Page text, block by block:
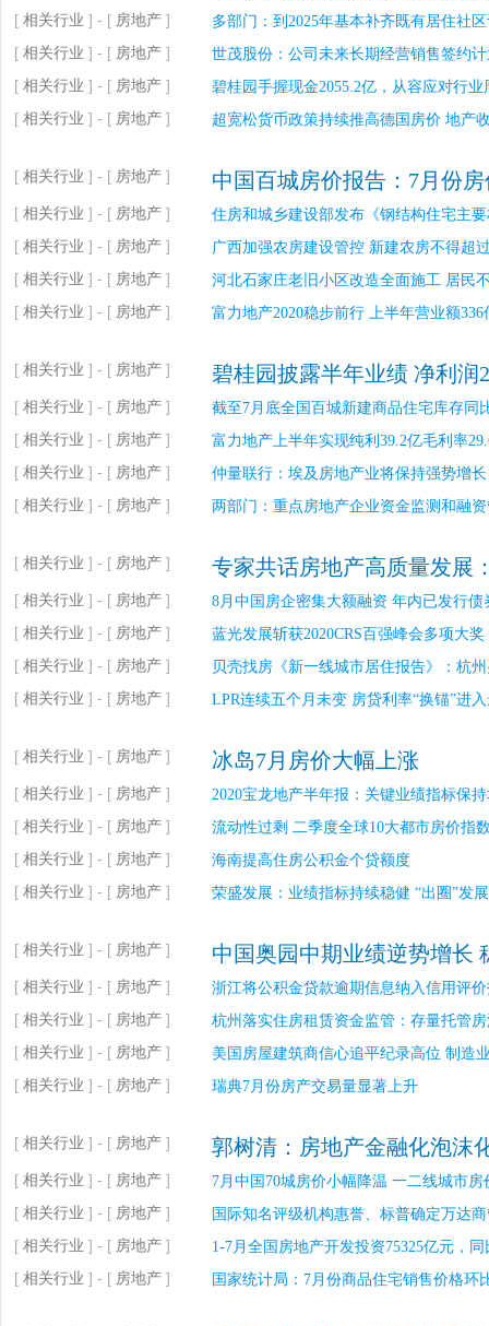
[ 相关行业 ] - [ 房地产 ] 多部门：到2025年基本补齐既有居住社
[ 相关行业 ] - [ 房地产 ] 世茂股份：公司未来长期经营销售签约
[ 相关行业 ] - [ 房地产 ] 碧桂园手握现金2055.2亿，从容应对行业
[ 相关行业 ] - [ 房地产 ] 超宽松货币政策持续推高德国房价 地产
[ 相关行业 ] - [ 房地产 ] 中国百城房价报告：7月份
[ 相关行业 ] - [ 房地产 ] 住房和城乡建设部发布《钢结构住宅主
[ 相关行业 ] - [ 房地产 ] 广西加强农房建设管控 新建农房不得超
[ 相关行业 ] - [ 房地产 ] 河北石家庄老旧小区改造全面施工 居民
[ 相关行业 ] - [ 房地产 ] 富力地产2020稳步前行 上半年营业额336
[ 相关行业 ] - [ 房地产 ] 碧桂园披露半年业绩 净利润
[ 相关行业 ] - [ 房地产 ] 截至7月底全国百城新建商品住宅库存同
[ 相关行业 ] - [ 房地产 ] 富力地产上半年实现纯利39.2亿毛利率
[ 相关行业 ] - [ 房地产 ] 仲量联行：埃及房地产业将保持强势增长
[ 相关行业 ] - [ 房地产 ] 两部门：重点房地产企业资金监测和融
[ 相关行业 ] - [ 房地产 ] 专家共话房地产高质量发展
[ 相关行业 ] - [ 房地产 ] 8月中国房企密集大额融资 年内已发行债
[ 相关行业 ] - [ 房地产 ] 蓝光发展斩获2020CRS百强峰会多项大
[ 相关行业 ] - [ 房地产 ] 贝壳找房《新一线城市居住报告》：杭
[ 相关行业 ] - [ 房地产 ] LPR连续五个月未变 房贷利率“换锚”进
[ 相关行业 ] - [ 房地产 ] 冰岛7月房价大幅上涨
[ 相关行业 ] - [ 房地产 ] 2020宝龙地产半年报：关键业绩指标保
[ 相关行业 ] - [ 房地产 ] 流动性过剩 二季度全球10大都市房价指
[ 相关行业 ] - [ 房地产 ] 海南提高住房公积金个贷额度
[ 相关行业 ] - [ 房地产 ] 荣盛发展：业绩指标持续稳健 “出圈”发
[ 相关行业 ] - [ 房地产 ] 中国奥园中期业绩逆势增长
[ 相关行业 ] - [ 房地产 ] 浙江将公积金贷款逾期信息纳入信用评
[ 相关行业 ] - [ 房地产 ] 杭州落实住房租赁资金监管：存量托管
[ 相关行业 ] - [ 房地产 ] 美国房屋建筑商信心追平纪录高位 制造
[ 相关行业 ] - [ 房地产 ] 瑞典7月份房产交易量显著上升
[ 相关行业 ] - [ 房地产 ] 郭树清：房地产金融化泡沫
[ 相关行业 ] - [ 房地产 ] 7月中国70城房价小幅降温 一二线城市房
[ 相关行业 ] - [ 房地产 ] 国际知名评级机构惠誉、标普确定万达商
[ 相关行业 ] - [ 房地产 ] 1-7月全国房地产开发投资75325亿元，同
[ 相关行业 ] - [ 房地产 ] 国家统计局：7月份商品住宅销售价格环